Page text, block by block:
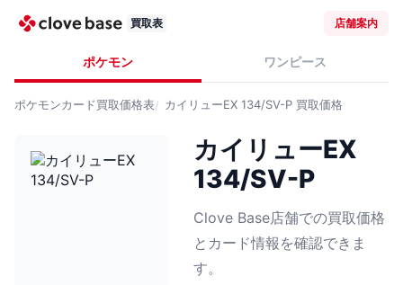
買取表 店舗案内
ポケモン ワンピース
ポケモンカード買取価格表 カイリューEX 134/SV-P 買取価格
カイリューEX
134/SV-P
Clove Base店舗での買取価格
とカード情報を確認できま
す。